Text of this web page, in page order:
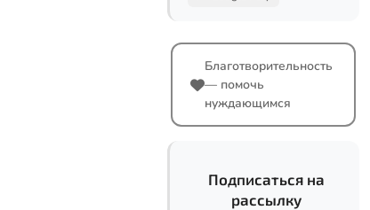
Благотворительность
— помочь
нуждающимся
Подписаться на
рассылку